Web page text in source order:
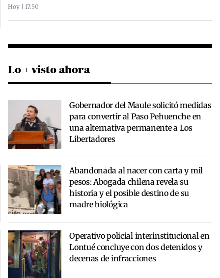
Hoy | 17:50
Lo + visto ahora
Gobernador del Maule solicitó medidas
para convertir al Paso Pehuenche en
una alternativa permanente a Los
Libertadores
Abandonada al nacer con carta y mil
pesos: Abogada chilena revela su
historia y el posible destino de su
madre biológica
Operativo policial interinstitucional en
Lontué concluye con dos detenidos y
decenas de infracciones